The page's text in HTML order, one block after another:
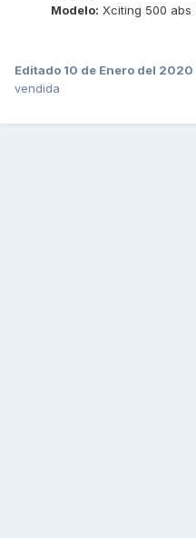
Modelo: Xciting 500 abs
Editado 10 de Enero del 2020
vendida